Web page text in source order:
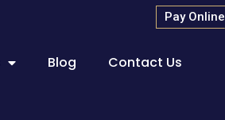
Pay Online
Blog Contact Us